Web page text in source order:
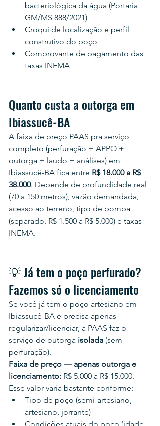
bacteriológica da água (Portaria
GM/MS 888/2021)
Croqui de localização e perfil
construtivo do poço
Comprovante de pagamento das
taxas INEMA
Quanto custa a outorga em
Ibiassucê-BA
A faixa de preço PAAS pra serviço
completo (perfuração + APPO +
outorga + laudo + análises) em
Ibiassucê-BA fica entre R$ 18.000 a R$
38.000. Depende de profundidade real
(70 a 150 metros), vazão demandada,
acesso ao terreno, tipo de bomba
(separado, R$ 1.500 a R$ 5.000) e taxas
INEMA.
💡 Já tem o poço perfurado?
Fazemos só o licenciamento
Se você já tem o poço artesiano em
Ibiassucê-BA e precisa apenas
regularizar/licenciar, a PAAS faz o
serviço de outorga isolada (sem
perfuração).
Faixa de preço — apenas outorga e
licenciamento: R$ 5.000 a R$ 15.000.
Esse valor varia bastante conforme:
Tipo de poço (semi-artesiano,
artesiano, jorrante)